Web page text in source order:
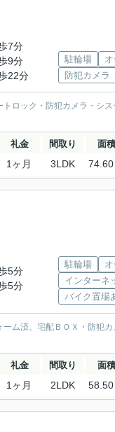
7分
9分
22分
駐輪場
防犯カメラ
ロック・防犯カメラ・シ
礼金 間取り 面積
1ヶ月 3LDK 74.60
5分
5分
駐輪場
インターネ
バイク置場
ム済。宅配ＢＯＸ・防犯
礼金 間取り 面積
1ヶ月 2LDK 58.50